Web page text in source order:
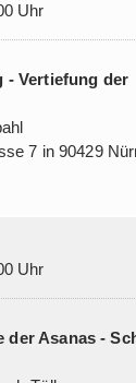
Uhr
- Vertiefung der
7 in 90429
Uhr
der Asanas -